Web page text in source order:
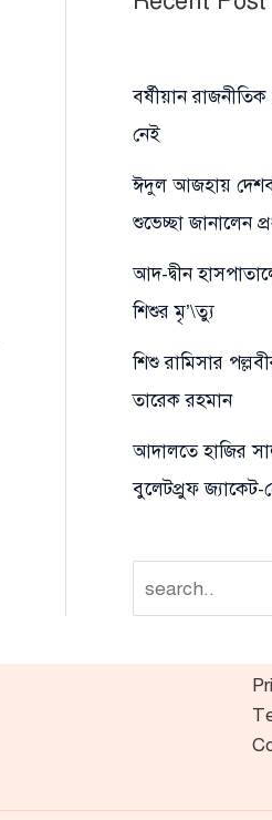
বর্ষীয়ান
নেই
ঈদুল আজহায়
শুভেচ্ছা জানালেন
আদ-দ্বীন
শিশুর মৃ’\ত্যু
শিশু রামিসার
তারেক রহমান
আদালতে হাজির
বুলেটপ্রুফ জ্যাকেট-